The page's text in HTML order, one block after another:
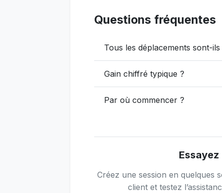
Questions fréquentes
Tous les déplacements sont-
Gain chiffré typique ?
Par où commencer ?
Créez une session en quelques
client et testez